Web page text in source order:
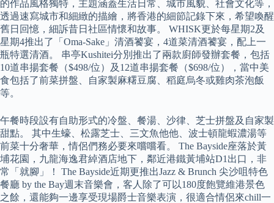
的作品風格獨特，主題涵蓋生活日常、城市風貌、社會文化等，
透過速寫城市和細緻的描繪，將香港的細節記錄下來，希望喚醒
舊日回憶，細訴昔日社區情懷和故事。 WHISK更於每星期2及
星期4推出了「Oma-Sake」清酒饕宴，4道菜清酒饕宴，配上一
瓶特選清酒。 串亭Kushitei分別推出了兩款廚師發辦套餐，包括
10道串揚套餐（$498/位）及12道串揚套餐（$698/位），當中美
食包括了前菜拼盤、自家製麻糬豆腐、稻庭烏冬或雞肉茶泡飯
等。
午餐時段設有自助形式的冷盤、餐湯、沙律、芝士拼盤及自家製
甜點。 其中生蠔、松露芝士、三文魚他他、波士頓龍蝦濃湯等
前菜十分奢華，情侶們務必要來嚐嚐看。 The Bayside座落於黃
埔花園，九龍海逸君綽酒店地下，鄰近港鐵黃埔站D1出口，非
常「就腳」！ The Bayside近期更推出Jazz & Brunch 尖沙咀特色
餐廳 by the Bay週末音樂會，客人除了可以180度飽覽維港景色
之餘，還能夠一邊享受現場爵士音樂表演，很適合情侶來chill一